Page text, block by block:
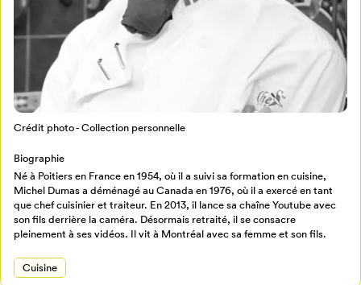
Programmation
Billetterie
Retour à l’accueil
Crédit photo - Collection personnelle
Biographie
Né à Poitiers en France en 1954, où il a suivi sa formation en cuisine,
Michel Dumas a déménagé au Canada en 1976, où il a exercé en tant
que chef cuisinier et traiteur. En 2013, il lance sa chaîne Youtube avec
son fils derrière la caméra. Désormais retraité, il se consacre
pleinement à ses vidéos. Il vit à Montréal avec sa femme et son fils.
Cuisine
Pour enregistrer vos favoris,
connectez-vous ou créez votre profil
Annuler